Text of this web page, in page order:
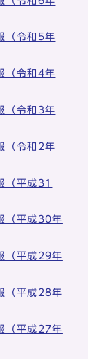
（令和5年
（令和4年
（令和3年
（令和2年
（平成31
（平成30年
（平成29年
（平成28年
（平成27年